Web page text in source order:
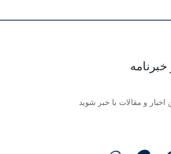
اخبار و مقالات با خبر شوید